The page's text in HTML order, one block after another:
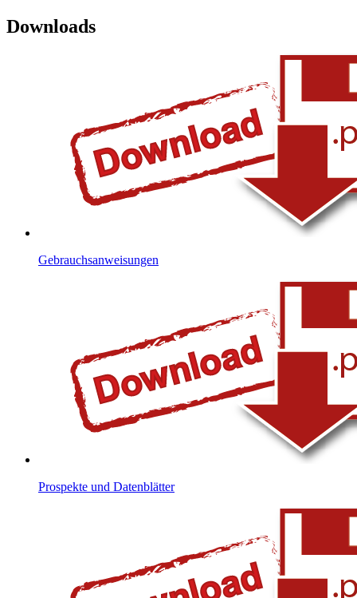
Downloads
Gebrauchsanweisungen
Prospekte und Datenblätter